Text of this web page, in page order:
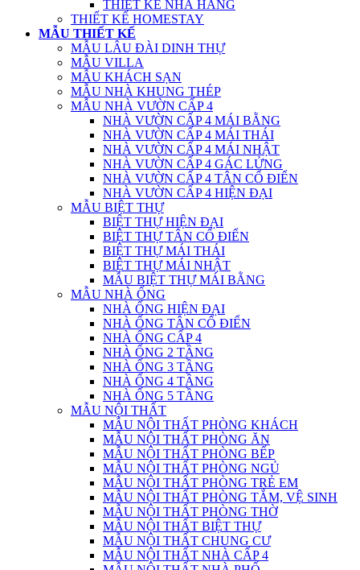
THIẾT KẾ NHÀ HÀNG
THIẾT KẾ HOMESTAY
MẪU THIẾT KẾ
MẪU LÂU ĐÀI DINH THỰ
MẪU VILLA
MẪU KHÁCH SẠN
MẪU NHÀ KHUNG THÉP
MẪU NHÀ VƯỜN CẤP 4
NHÀ VƯỜN CẤP 4 MÁI BẰNG
NHÀ VƯỜN CẤP 4 MÁI THÁI
NHÀ VƯỜN CẤP 4 MÁI NHẬT
NHÀ VƯỜN CẤP 4 GÁC LỬNG
NHÀ VƯỜN CẤP 4 TÂN CỔ ĐIỂN
NHÀ VƯỜN CẤP 4 HIỆN ĐẠI
MẪU BIỆT THỰ
BIỆT THỰ HIỆN ĐẠI
BIỆT THỰ TÂN CỔ ĐIỂN
BIỆT THỰ MÁI THÁI
BIỆT THỰ MÁI NHẬT
MẪU BIỆT THỰ MÁI BẰNG
MẪU NHÀ ỐNG
NHÀ ỐNG HIỆN ĐẠI
NHÀ ỐNG TÂN CỔ ĐIỂN
NHÀ ỐNG CẤP 4
NHÀ ỐNG 2 TẦNG
NHÀ ỐNG 3 TẦNG
NHÀ ỐNG 4 TẦNG
NHÀ ỐNG 5 TẦNG
MẪU NỘI THẤT
MẪU NỘI THẤT PHÒNG KHÁCH
MẪU NỘI THẤT PHÒNG ĂN
MẪU NỘI THẤT PHÒNG BẾP
MẪU NỘI THẤT PHÒNG NGỦ
MẪU NỘI THẤT PHÒNG TRẺ EM
MẪU NỘI THẤT PHÒNG TẮM, VỆ SINH
MẪU NỘI THẤT PHÒNG THỜ
MẪU NỘI THẤT BIỆT THỰ
MẪU NỘI THẤT CHUNG CƯ
MẪU NỘI THẤT NHÀ CẤP 4